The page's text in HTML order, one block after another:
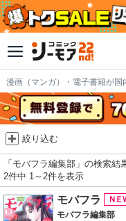
漫画（マンガ）・電子書籍が国
絞り込む
「モバフラ編集部」の検索結
2件中 1～2件を表示
モバフラ
モバフラ編集部